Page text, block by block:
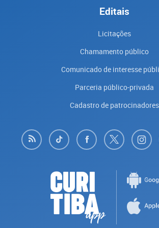
Editais
Licitações
Chamamento público
Comunicado de interesse
Parceria público-privada
Cadastro de patrocinadores